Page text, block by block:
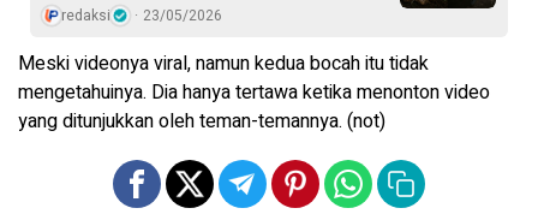
redaksi 23/05/2026
Meski videonya viral, namun kedua bocah itu tidak
mengetahuinya. Dia hanya tertawa ketika menonton video
yang ditunjukkan oleh teman-temannya. (not)